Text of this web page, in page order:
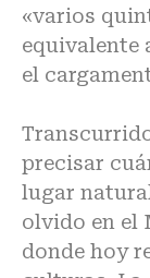
«varios
equivalente
el
precisar
lugar
olvido en el
donde hoy